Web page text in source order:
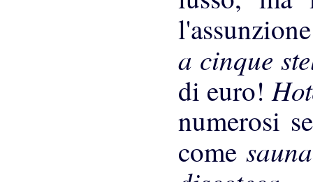
a cinque
di euro!
numerosi
come